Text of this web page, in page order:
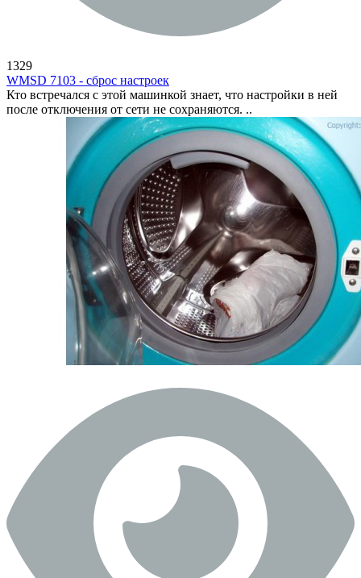
1329
WMSD 7103 - сброс настроек
Кто встречался с этой машинкой знает, что настройки в ней
после отключения от сети не сохраняются. ..